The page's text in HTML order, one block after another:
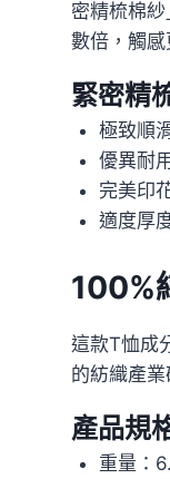
密精梳棉
數倍，觸
緊密精
極致順
優異耐
完美印
適度厚
100%
這款T恤成
的紡織產
產品規
重量：